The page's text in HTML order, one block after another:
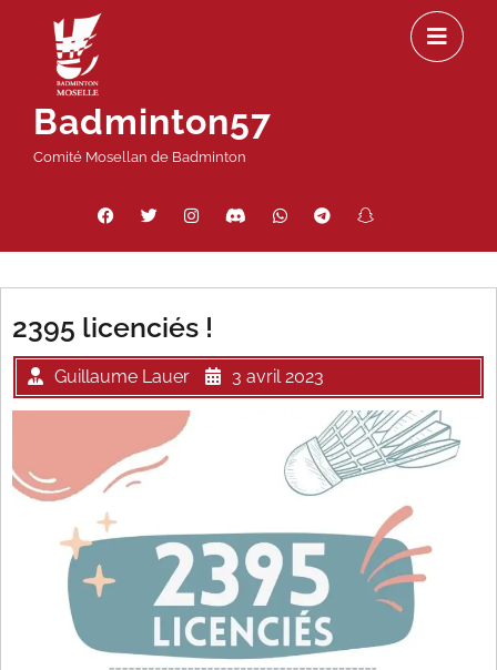
contenu
Badminton57
Comité Mosellan de Badminton
Facebook
Twitter InstagramDiscordWhatsAppTelegram
2395 licenciés !
Guillaume Lauer 3 avril 2023